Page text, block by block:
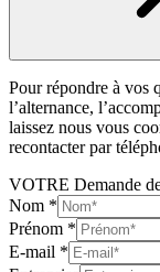
Pour répondre à vos
l’alternance,
laissez nous vous
recontacter par
VOTRE Demande
Nom *
Prénom *
E-mail *